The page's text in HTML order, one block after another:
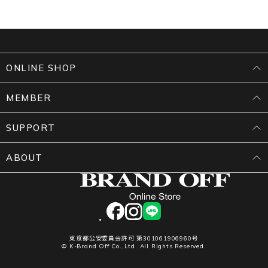
facebookinstagram
LINE
東京都公安委員会許可 第301061906960号
© K-Brand Off Co.,Ltd. All Rights Reserved.
ONLINE SHOP
MEMBER
SUPPORT
ABOUT